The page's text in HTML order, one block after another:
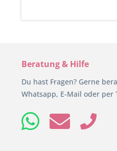
Beratung & Hilfe
Du hast Fragen? Gerne
Whatsapp, E-Mail oder per